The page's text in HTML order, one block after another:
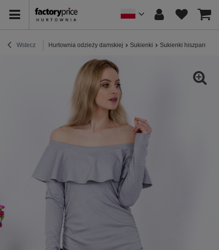
Wstecz Hurtownia odzieży damskiej Sukienki Sukienki hiszpanki